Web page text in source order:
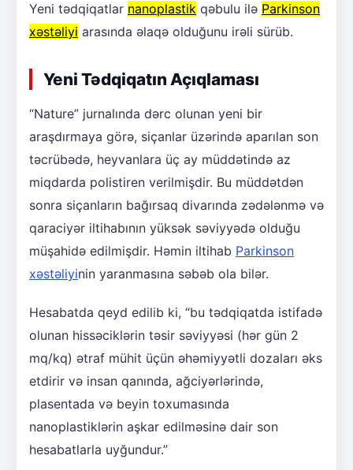
Yeni tədqiqatlar nanoplastik qəbulu ilə Parkinson
xəstəliyi arasında əlaqə olduğunu irəli sürüb.
Yeni Tədqiqatın Açıqlaması
“Nature” jurnalında dərc olunan yeni bir
araşdırmaya görə, siçanlar üzərində aparılan son
təcrübədə, heyvanlara üç ay müddətində az
miqdarda polistiren verilmişdir. Bu müddətdən
sonra siçanların bağırsaq divarında zədələnmə və
qaraciyər iltihabının yüksək səviyyədə olduğu
müşahidə edilmişdir. Həmin iltihab Parkinson
xəstəliyinin yaranmasına səbəb ola bilər.
Hesabatda qeyd edilib ki, “bu tədqiqatda istifadə
olunan hissəciklərin təsir səviyyəsi (hər gün 2
mq/kq) ətraf mühit üçün əhəmiyyətli dozaları əks
etdirir və insan qanında, ağciyərlərində,
plasentada və beyin toxumasında
nanoplastiklərin aşkar edilməsinə dair son
hesabatlarla uyğundur.”